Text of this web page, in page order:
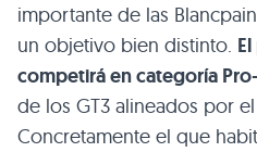
importante de las
un objetivo bien distinto.
competirá en categoría
de los GT3 alineados por
Concretamente el que